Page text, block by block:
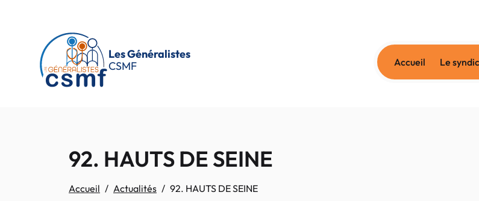
Les Généralistes
CSMF
Accueil Le
92. HAUTS DE SEINE
Accueil Actualités 92. HAUTS DE SEINE